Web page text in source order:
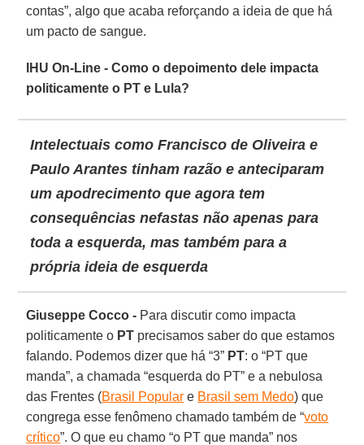
contas”, algo que acaba reforçando a ideia de que há
um pacto de sangue.
IHU On-Line - Como o depoimento dele impacta
politicamente o PT e Lula?
Intelectuais como Francisco de Oliveira e
Paulo Arantes tinham razão e anteciparam
um apodrecimento que agora tem
consequências nefastas não apenas para
toda a esquerda, mas também para a
própria ideia de esquerda
Giuseppe Cocco - Para discutir como impacta
politicamente o PT precisamos saber do que estamos
falando. Podemos dizer que há “3” PT: o “PT que
manda”, a chamada “esquerda do PT” e a nebulosa
das Frentes (Brasil Popular e Brasil sem Medo) que
congrega esse fenômeno chamado também de “voto
crítico”. O que eu chamo “o PT que manda” nos